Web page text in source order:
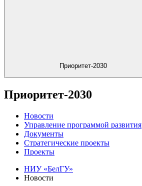
Приоритет-2030
Приоритет-2030
Новости
Управление программой развития
Документы
Стратегические проекты
Проекты
НИУ «БелГУ»
Новости